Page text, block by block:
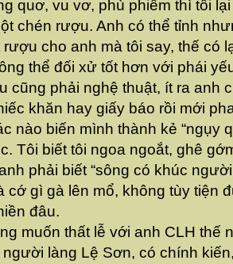
quơ, vu vơ, phù phiếm thì tôi
chén rượu. Anh có thể tỉnh
rượu cho anh mà tôi say, thế có
thể đối xử tốt hơn với phái
cũng phải nghệ thuật, ít ra anh
khăn hay giấy báo rồi mới
nào biến mình thành kẻ “ngụy
Tôi biết tôi ngoa ngoắt, ghê
phải biết “sông có khúc
cớ gì gà lên mổ, không tùy tiện
đâu.
muốn thất lễ với anh CLH thế
làng Lệ Sơn, có chính